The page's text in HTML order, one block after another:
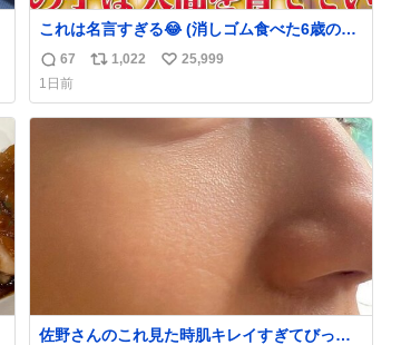
これは名言すぎる😂 (消しゴム食べた6歳の弟
を思い出しながら)
返
信
数
67
リ
ス
ト
1,022
い
ね
数
25,999
1日前
佐野さんのこれ見た時肌キレイすぎてびっく